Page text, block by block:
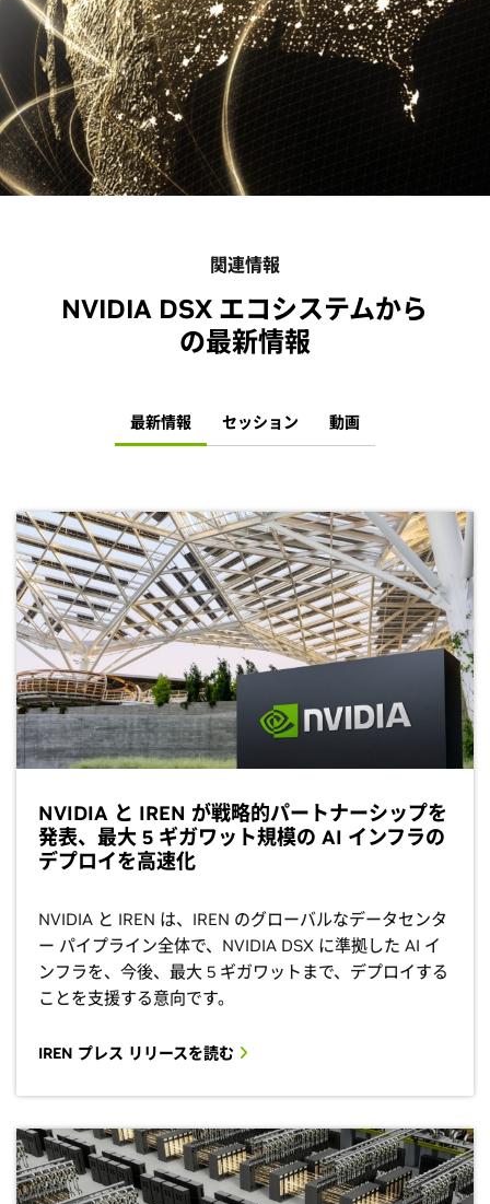
関連情報
NVIDIA DSX エコシステムから
の最新情報
最新情報 セッション 動画
NVIDIA と IREN が戦略的パートナーシップを
発表、最大 5 ギガワット規模の AI インフラの
デプロイを高速化
NVIDIA と IREN は、IREN のグローバルなデータセンタ
ー パイプライン全体で、NVIDIA DSX に準拠した AI イ
ンフラを、今後、最大 5 ギガワットまで、デプロイする
ことを支援する意向です。
IREN プレス リリースを読む